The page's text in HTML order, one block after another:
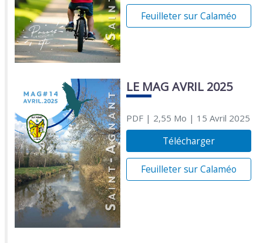
Feuilleter sur Calaméo
LE MAG AVRIL 2025
PDF| 2,55 Mo | 15 Avril 2025
Télécharger
Feuilleter sur Calaméo